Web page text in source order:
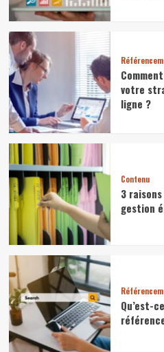
votre
ligne ?
Contenu
3
gestion
Qu’est-